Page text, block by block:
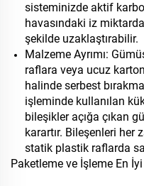
sisteminizde aktif
havasındaki iz
şekilde uzaklaştırabilir.
Malzeme Ayrımı:
raflara veya ucuz
halinde serbest
işleminde kullanılan
bileşikler açığa çıkan
karartır. Bileşenleri her
statik plastik raflarda
Paketleme ve İşleme En